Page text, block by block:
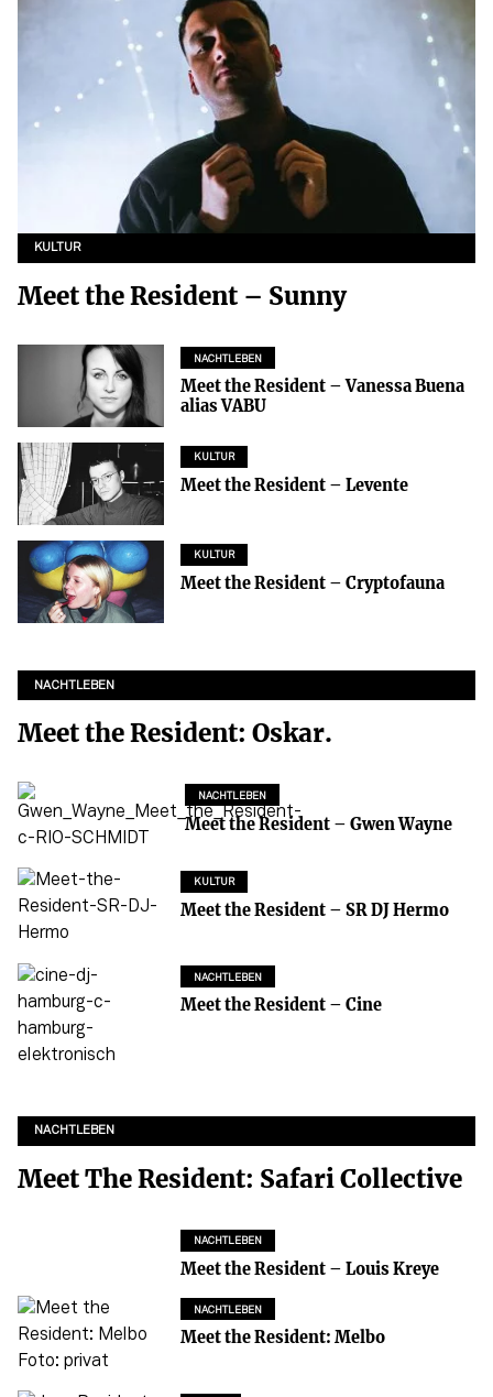
KULTUR
Meet the Resident – Sunny
NACHTLEBEN
Meet the Resident – Vanessa Buena
alias VABU
KULTUR
Meet the Resident – Levente
KULTUR
Meet the Resident – Cryptofauna
NACHTLEBEN
Meet the Resident: Oskar.
NACHTLEBEN
Meet the Resident – Gwen Wayne
KULTUR
Meet the Resident – SR DJ Hermo
NACHTLEBEN
Meet the Resident – Cine
NACHTLEBEN
Meet The Resident: Safari Collective
NACHTLEBEN
Meet the Resident – Louis Kreye
NACHTLEBEN
Meet the Resident: Melbo